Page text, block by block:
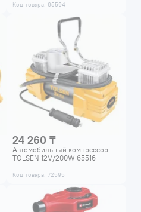
Код товара: 65594
24 260 ₸
Автомобильный компрессор
TOLSEN 12V/200W 65516
Код товара: 72595